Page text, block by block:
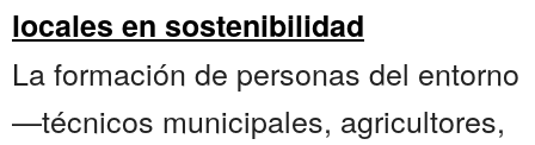
locales en sostenibilidad
La formación de personas del entorno
—técnicos municipales, agricultores,